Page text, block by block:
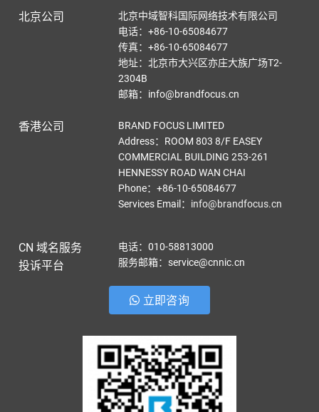
北京公司
北京中域智科国际网络技术有限公司
电话：+86-10-65084677
传真：+86-10-65084677
地址：北京市大兴区亦庄大族广场T2-
2304B
邮箱：info@brandfocus.cn
香港公司
BRAND FOCUS LIMITED
Address：ROOM 803 8/F EASEY
COMMERCIAL BUILDING 253-261
HENNESSY ROAD WAN CHAI
Phone：+86-10-65084677
Services Email ： info@brandfocus.cn
CN 域名服务
投诉平台
电话：010-58813000
服务邮箱：service@cnnic.cn
立即咨询